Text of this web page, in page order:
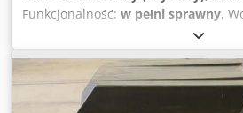
Funkcjonalność: w pełni sprawny,
przez membranę odwróconej
wysokiego ciśnienia. Odsolona
następnie kierowana do zbiornika o
litrów, skąd jest pobierana do
Woda zawierająca skoncentrowane